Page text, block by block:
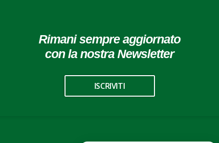
Rimani sempre aggiornato
con la nostra Newsletter
ISCRIVITI